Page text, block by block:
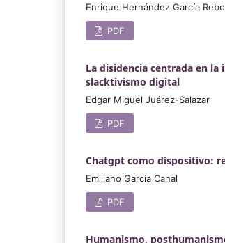
Enrique Hernández García
PDF
La disidencia centrada en
slacktivismo digital
Edgar Miguel Juárez-Salazar
PDF
Chatgpt como dispositivo:
Emiliano García Canal
PDF
Humanismo,